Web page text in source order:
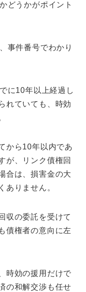
どうかがポイント
事件番号でわかり
に10年以上経過し
れていても、時効
から10年以内であ
が、リンク債権回
合は、損害金の大
ありません。
収の委託を受けて
債権者の意向に左
時効の援用だけで
の和解交渉も任せ